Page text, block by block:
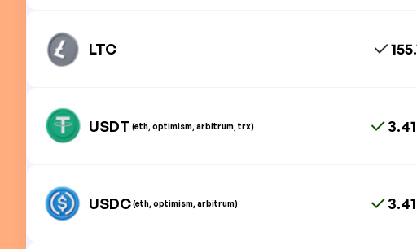
LTC
USDT (eth, optimism, arbitrum, trx)
USDC(eth, optimism, arbitrum)